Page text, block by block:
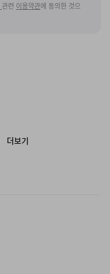
관련 이용약관에 동의한 것으
더보기